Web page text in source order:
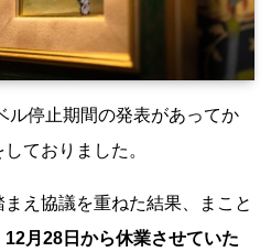
ル停止期間の発表があってか
ておりました。
え協議を重ねた結果、まこと
12月28日から休業させていた